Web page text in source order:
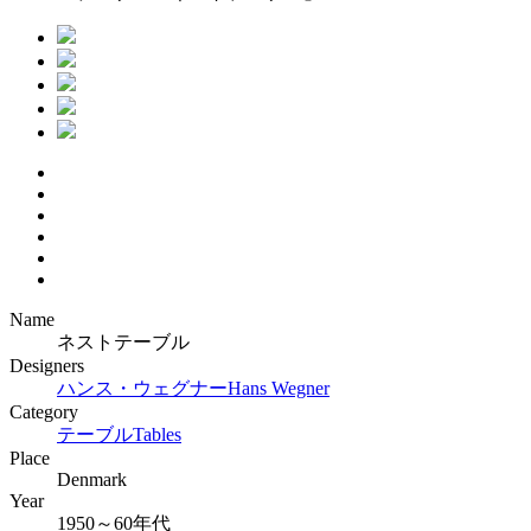
Name
ネストテーブル
Designers
ハンス・ウェグナーHans Wegner
Category
テーブルTables
Place
Denmark
Year
1950～60年代